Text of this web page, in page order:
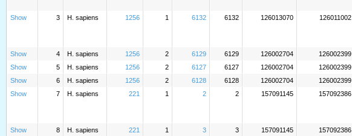
Show 3 H. sapiens 1256 1 6132 6132 126013070 126011002
Show 4 H. sapiens 1256 2 6129 6129 126002704 126002399
Show
5 H. sapiens 1256 2 6127 6127 126002704 126002399
Show
6 H. sapiens 1256 2 6128 6128 126002704 126002399
Show
7 H. sapiens 221 1 2 2 157091145 157092386
Show 8 H. sapiens 221 1 3 3 157091145 157092386